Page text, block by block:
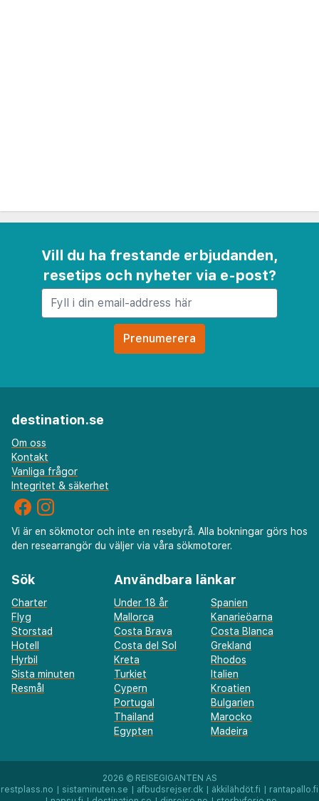
Vill du ha frestande erbjudanden,
resetips och nyheter via e-post?
destination.se
Om oss
Kontakt
Vanliga frågor
Integritet & säkerhet
Vi är en sökmotor och inte en resebyrå. Alla bokningar görs hos
den researrangör du väljer via våra sökmotorer.
Sök
Charter
Flyg
Storstad
Hotell
Hyrbil
Sista minuten
Resmål
Användbara länkar
Under 18 år
Spanien
Mallorca
Kanarieöarna
Costa Brava
Costa Blanca
Costa del Sol
Grekland
Kreta
Rhodos
Turkiet
Italien
Cypern
Kroatien
Portugal
Bulgarien
Thailand
Marocko
Egypten
Madeira
2026 © REISEGIGANTEN AS
restplass.no
sistaminuten.se afbudsrejser.dk äkkilähdöt.fi
rantapallo.fi